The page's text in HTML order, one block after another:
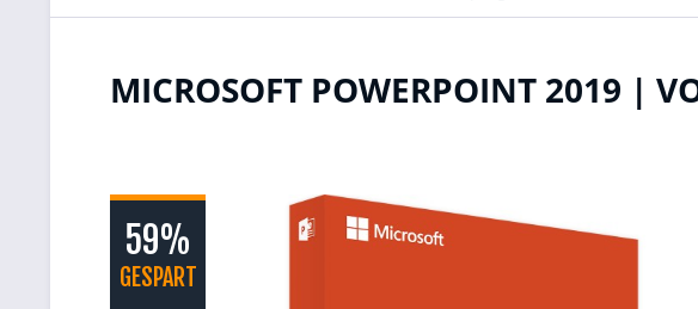
MICROSOFT POWERPOINT 2019 |
59%
GESPART